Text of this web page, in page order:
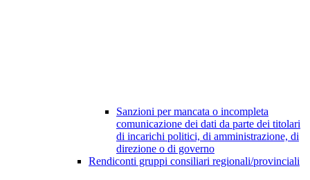
Sanzioni per mancata o incompleta
comunicazione dei dati da parte dei titolari
di incarichi politici, di amministrazione, di
direzione o di governo
Rendiconti gruppi consiliari regionali/provinciali